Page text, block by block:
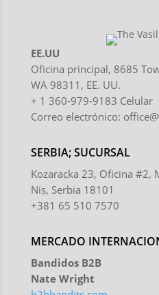
EE.UU
Oficina principal, 8685
WA 98311, EE. UU.
+ 1 360-979-9183 Celular
Correo electrónico:
SERBIA; SUCURSAL
Kozaracka 23, Oficina #2,
Nis, Serbia 18101
+381 65 510 7570
MERCADO
Bandidos B2B
Nate Wright